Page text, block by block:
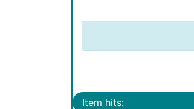
Item hits: